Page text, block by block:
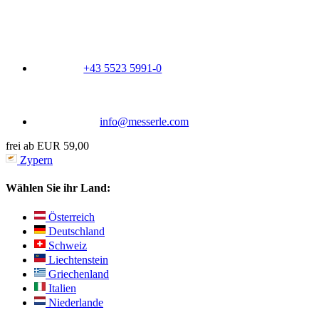
+43 5523 5991-0
info@messerle.com
frei ab EUR 59,00
Zypern
Wählen Sie ihr Land:
Österreich
Deutschland
Schweiz
Liechtenstein
Griechenland
Italien
Niederlande